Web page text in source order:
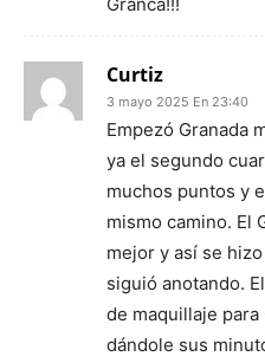
Granca!!!
Curtiz
3 mayo 2025 En 23:40
Empezó Granada
ya el segundo
muchos puntos y
mismo camino. El
mejor y así se
siguió anotando.
de maquillaje para
dándole sus